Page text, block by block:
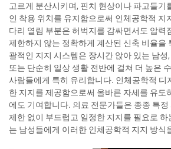
고르게 분산시키며, 핀치 현상이나 파고들기
인 착용 위치를 유지함으로써 인체공학적 지
다리 열림 부분은 허벅지를 감싸면서도 압력
제한하지 않는 정확하게 계산된 신축 비율을
괄적인 지지 시스템은 장시간 앉아 있는 남성
또는 단순히 일상 생활 전반에 걸쳐 더 높은
사람들에게 특히 유리합니다. 인체공학적 디
한 지지를 제공함으로써 올바른 자세를 유도
에도 기여합니다. 의료 전문가들은 종종 특
제한 없이 부드럽고 일정한 지지를 필요로 하
는 남성들에게 이러한 인체공학적 지지 방식